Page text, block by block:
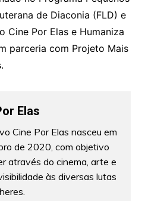
de Diaconia (FLD) e
Cine Por Elas e Humaniza
parceria com Projeto Mais
Elas
Cine Por Elas nasceu em
de 2020, com objetivo
através do cinema, arte e
às diversas lutas